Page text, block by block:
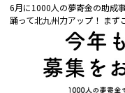
6月に1000人の夢寄金の助成
踊って北九州力アップ！ ま